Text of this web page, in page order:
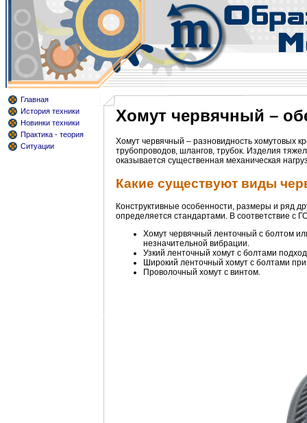
Главная
История техники
Новинки техники
Практика - теория
Ситуации
Хомут червячный –
Хомут червячный – разновидность хомутовых
трубопроводов, шлангов, трубок. Изделия
оказывается существенная механическая
Какие существуют виды
Конструктивные особенности, размеры и ряд
определяется стандартами. В соответствие с
Хомут червячный ленточный с болтом
незначительной вибрации.
Узкий ленточный хомут с болтами
Широкий ленточный хомут с болтами
Проволочный хомут с винтом.